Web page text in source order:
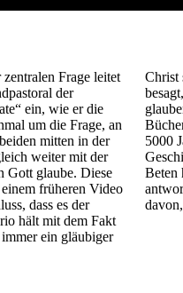
Frage leitet
der
ein, wie er die
um die Frage, an
mitten in der
weiter mit der
Gott glaube. Diese
früheren Video
dass es der
hält mit dem Fakt
immer ein gläubiger
Christ
5000
Beten